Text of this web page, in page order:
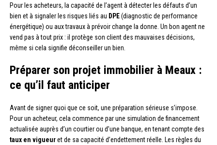
Pour les acheteurs, la capacité de l’agent à détecter les défauts d’un
bien et à signaler les risques liés au DPE(diagnostic de performance
énergétique) ou aux travaux à prévoir change la donne. Un bon agent ne
vend pas à tout prix : il protège son client des mauvaises décisions,
même si cela signifie déconseiller un bien.
Préparer son projet immobilier à Meaux :
ce qu’il faut anticiper
Avant de signer quoi que ce soit, une préparation sérieuse s’impose.
Pour un acheteur, cela commence par une simulation de financement
actualisée auprès d’un courtier ou d’une banque, en tenant compte des
taux en vigueuret de sa capacité d’endettement réelle. Les règles du